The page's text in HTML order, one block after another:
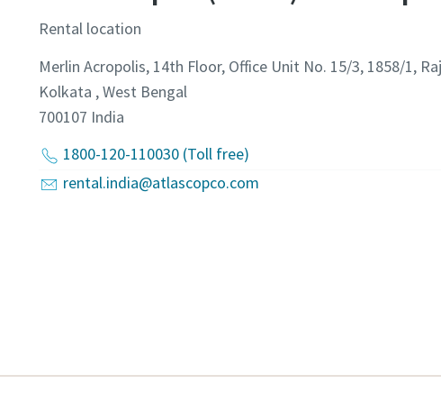
Rental location
Merlin Acropolis, 14th Floor, Office Unit No. 15/3, 1858/1,
Kolkata , West Bengal
700107 India
1800-120-110030 (Toll free)
rental.india@atlascopco.com